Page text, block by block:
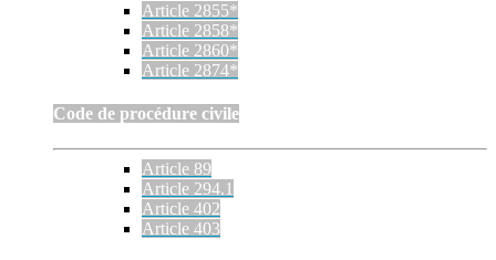
Article 2855*
Article 2858*
Article 2860*
Article 2874*
Code de procédure civile
Article 89
Article 294.1
Article 402
Article 403